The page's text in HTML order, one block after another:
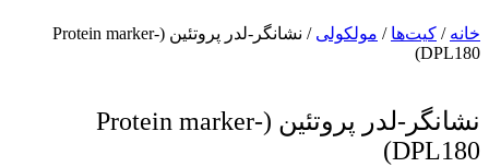
خانه / کیت‌ها / مولکولی
/ نشانگر-لدر پروتئین (Protein marker-
DPL180)
نشانگر-لدر پروتئین (Protein marker-
DPL180)